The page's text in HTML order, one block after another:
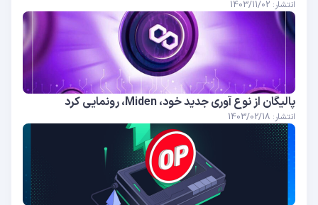
انتشار: 1403/11/02
پالیگان از نوع آوری جدید خود، Miden، رونمایی کرد
انتشار: 1403/02/18